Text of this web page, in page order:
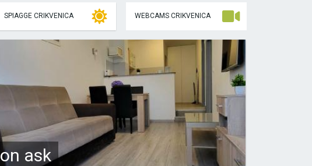
SPIAGGE CRIKVENICA WEBCAMS CRIKVENICA
on ask